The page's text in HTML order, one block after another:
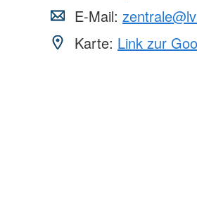
E-Mail:
Karte: Link zur